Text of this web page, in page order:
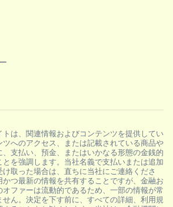
は、関連情報およびコンテンツを提供してい
ツへのアクセス、または記載されている商品や
支払い、預金、またはいかなる形態の金銭的
を強調します。当社名義で支払いまたは追加
取った場合は、直ちに当社にご連絡くださ
つ最新の情報を共有することですが、金融お
ファーは流動的であるため、一部の情報が常
ん。決定を下す前に、すべての詳細、利用規